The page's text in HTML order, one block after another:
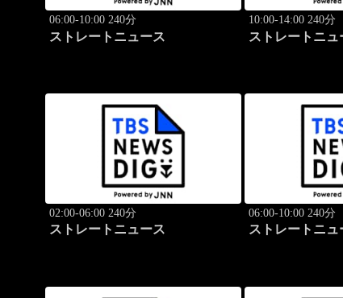
06:00-10:00 240分
ストレートニュース
10:00-14:00 240分
ストレートニュ
02:00-06:00 240分
ストレートニュース
06:00-10:00 240分
ストレートニュ